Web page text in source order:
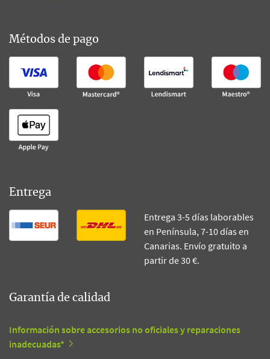
Métodos de pago
Entrega
Entrega 3-5 días laborables
en Península, 7-10 días en
Canarias. Envío gratuito a
partir de 30 €.
Garantía de calidad
Información sobre accesorios no oficiales y reparaciones
inadecuadas*